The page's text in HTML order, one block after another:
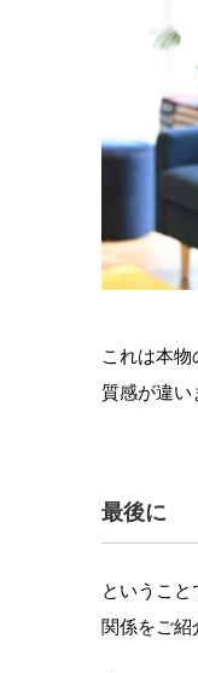
これは本物
質感が違い
最後に
というこ
関係をご紹